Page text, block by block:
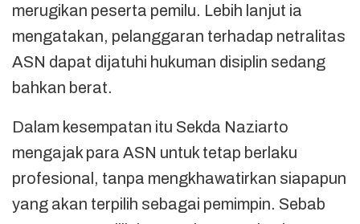
merugikan peserta pemilu. Lebih lanjut ia
mengatakan, pelanggaran terhadap netralitas
ASN dapat dijatuhi hukuman disiplin sedang
bahkan berat.
Dalam kesempatan itu Sekda Naziarto
mengajak para ASN untuk tetap berlaku
profesional, tanpa mengkhawatirkan siapapun
yang akan terpilih sebagai pemimpin. Sebab